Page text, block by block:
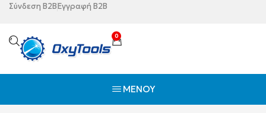
Σύνδεση B2BΕγγραφή B2B
0
ΜΕΝΟΎ